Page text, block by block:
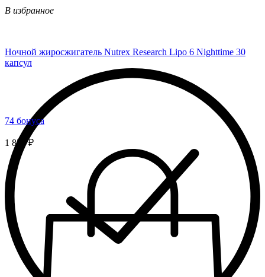
В избранное
Ночной жиросжигатель Nutrex Research Lipo 6 Nighttime 30
капсул
74 бонуса
1 850 ₽